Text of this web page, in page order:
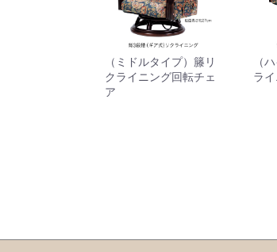
（ミドルタイプ）籐リ
クライニング回転チェ
ア
（
ラ